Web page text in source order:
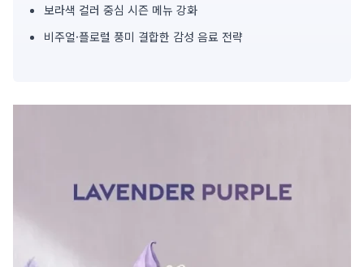
보라색 컬러 중심 시즌 메뉴 강화
비주얼·플로럴 풍미 결합한 감성 음료 전략